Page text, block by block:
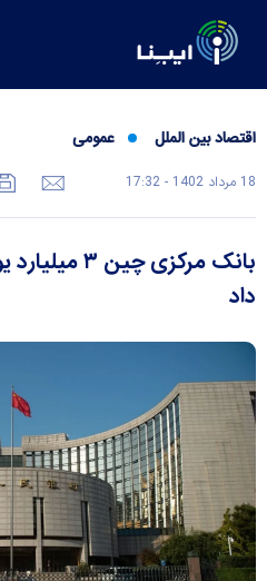
اقتصاد بین الملل عمومی
18 مرداد 1402 - 17:32
بانک مرکزی
داد